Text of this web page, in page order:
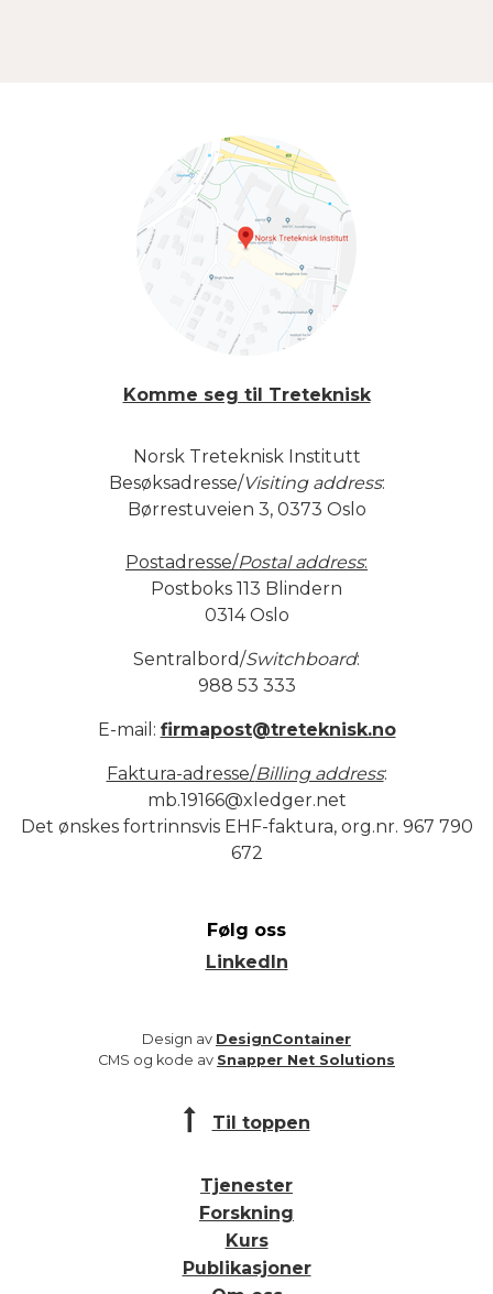
Komme seg til Treteknisk
Norsk Treteknisk Institutt
Besøksadresse/Visiting address:
Børrestuveien 3, 0373 Oslo
Postadresse/Postal address:
Postboks 113 Blindern
0314 Oslo
Sentralbord/Switchboard:
988 53 333
E-mail: firmapost@treteknisk.no
Faktura-adresse/Billing address:
mb.19166@xledger.net
Det ønskes fortrinnsvis EHF-faktura, org.nr. 967 790
672
Følg oss
LinkedIn
Design av DesignContainer
CMS og kode av Snapper Net Solutions
Til toppen
Tjenester
Forskning
Kurs
Publikasjoner